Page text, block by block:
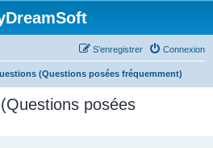
Connexion
S’enregistrer
(Questions posées fréquemment)
posées